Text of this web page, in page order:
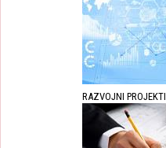
RAZVOJNI PROJEKTI